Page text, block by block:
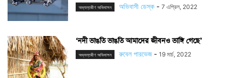
অভ্যন্তরীণ অভিবাসন অভিবাসী ডেস্ক - 7 এপ্রিল, 2022
‘নদী ভাঙতি ভাঙতি আমাদের জীবনও ভাঙ্গি গেছে’
অভ্যন্তরীণ অভিবাসন রুবেল পারভেজ - 19 মার্চ, 2022